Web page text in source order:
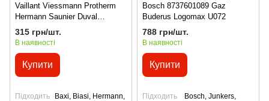
Vaillant Viessmann Protherm
Hermann Saunier Duval
Junkers Bosch
315 грн/шт.
В наявності
Купити
Підходить
Baxi, Biasi, Hermann,
Bosch 8737601089 Gaz
Buderus Logomax U072
788 грн/шт.
В наявності
Купити
Підходить
Bosch, Junkers,